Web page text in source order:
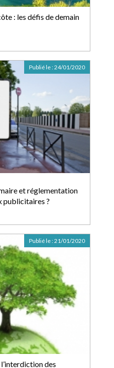
: les défis de demain
et réglementation
publicitaires ?
Publié le :24/01/2020
des
Publié le :21/01/2020